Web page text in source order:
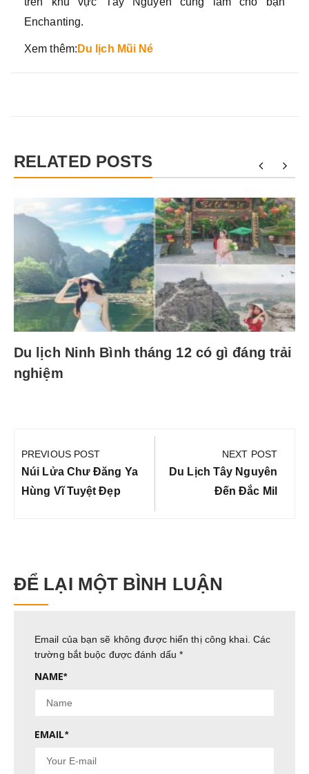
Enchanting.
Xem thêm: Du lịch Mũi Né
RELATED POSTS
Du lịch Ninh Bình tháng 12 có gì đáng trải
nghiệm
hướng
bài
viết
PREVIOUS POST
Previous
Post:
Núi Lửa Chư Đăng Ya
Hùng Vĩ Tuyệt Đẹp
NEXT POST
Next
Du Lịch Tây Nguyên
Đến Đắc Mil
ĐỂ LẠI MỘT BÌNH LUẬN
Email của bạn sẽ không được hiển thị công khai. Các
trường bắt buộc được đánh dấu*
NAME*
EMAIL*